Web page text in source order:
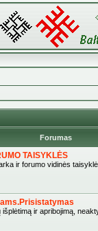
Forumas
TAISYKLĖS
ir forumo vidinės
ir apribojimą,